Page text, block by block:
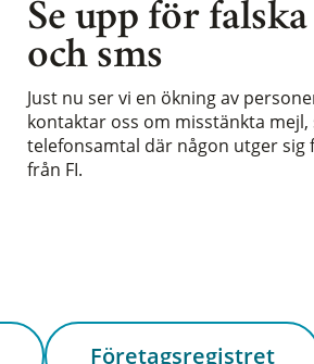
Se upp för
och sms
Just nu ser vi en ökning av
kontaktar oss om misstänkta mejl,
telefonsamtal där någon utger sig
från FI.
Företagsregistret